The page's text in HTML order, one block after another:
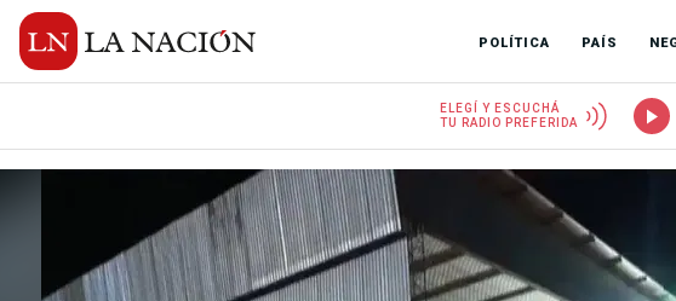
POLÍTICA PAÍS
ELEGÍ Y ESCUCHÁ
TU RADIO PREFERIDA